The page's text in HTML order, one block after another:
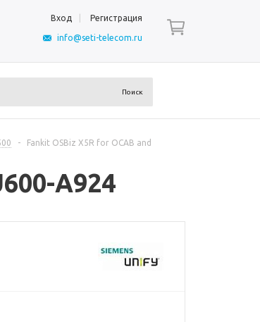
Вход Регистрация
info@seti-telecom.ru
-
Fankit OSBiz X5R for OCAB and
A924